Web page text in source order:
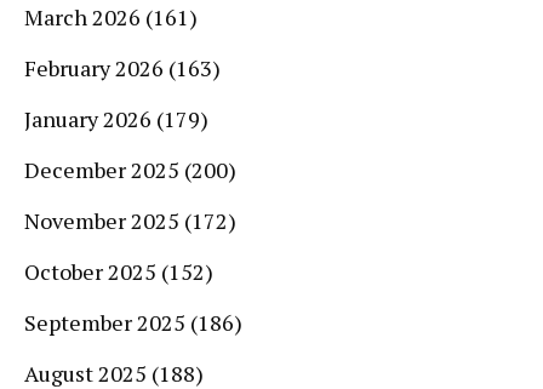
March 2026 (161)
February 2026 (163)
January 2026 (179)
December 2025 (200)
November 2025 (172)
October 2025 (152)
September 2025 (186)
August 2025 (188)